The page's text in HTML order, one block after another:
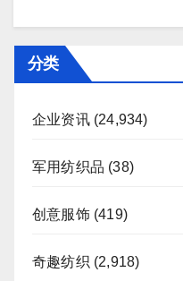
分类
企业资讯(24,934)
军用纺织品 (38)
创意服饰(419)
奇趣纺织 (2,918)